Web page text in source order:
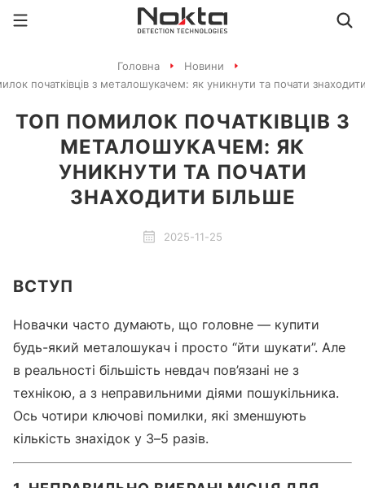
Головна
Новини
початківців з металошукачем: як уникнути та почати
ТОП ПОМИЛОК ПОЧАТКІВЦІВ З
МЕТАЛОШУКАЧЕМ: ЯК
УНИКНУТИ ТА ПОЧАТИ
ЗНАХОДИТИ БІЛЬШЕ
2025-11-25
ВСТУП
Новачки часто думають, що головне — купити
будь-який металошукач і просто “йти шукати”. Але
в реальності більшість невдач пов’язані не з
технікою, а з неправильними діями пошукільника.
Ось чотири ключові помилки, які зменшують
кількість знахідок у 3–5 разів.